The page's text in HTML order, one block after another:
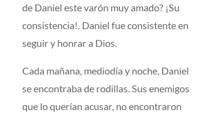
de Daniel este varón muy amado? ¡Su
consistencia!. Daniel fue consistente en
seguir y honrar a Dios.
Cada mañana, mediodía y noche, Daniel
se encontraba de rodillas. Sus enemigos
que lo querían acusar, no encontraron